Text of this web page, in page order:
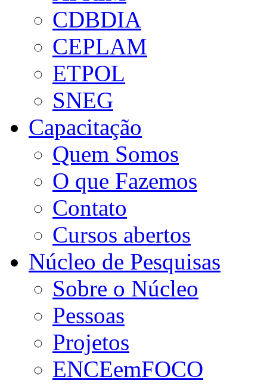
CDBDIA
CEPLAM
ETPOL
SNEG
Capacitação
Quem Somos
O que Fazemos
Contato
Cursos abertos
Núcleo de Pesquisas
Sobre o Núcleo
Pessoas
Projetos
ENCEemFOCO